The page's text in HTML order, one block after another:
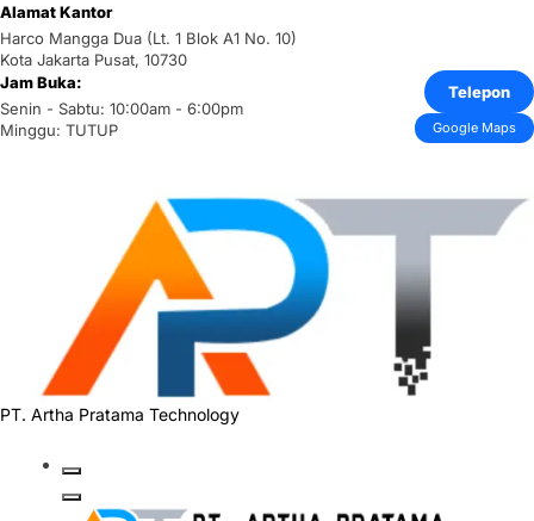
Alamat Kantor
Harco Mangga Dua (Lt. 1 Blok A1 No. 10)
Kota Jakarta Pusat, 10730
Jam Buka:
Senin - Sabtu: 10:00am - 6:00pm
Minggu: TUTUP
Telepon
Google Maps
PT. Artha Pratama Technology